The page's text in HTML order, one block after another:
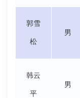
郭雪
松
男
韩云
平
男